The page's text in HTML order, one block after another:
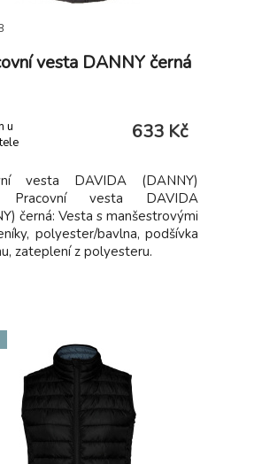
vesta DANNY černá
u
633 Kč
vesta DAVIDA (DANNY)
Pracovní vesta DAVIDA
černá: Vesta s manšestrovými
polyester/bavlna, podšívka
zateplení z polyesteru.